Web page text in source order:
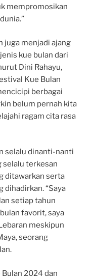
mempromosikan
juga menjadi ajang
kue bulan dari
Dini Rahayu,
Kue Bulan
berbagai
belum pernah kita
ragam cita rasa
selalu dinanti-nanti
selalu terkesan
ditawarkan serta
dihadirkan. “Saya
setiap tahun
favorit, saya
meskipun
seorang
2024 dan